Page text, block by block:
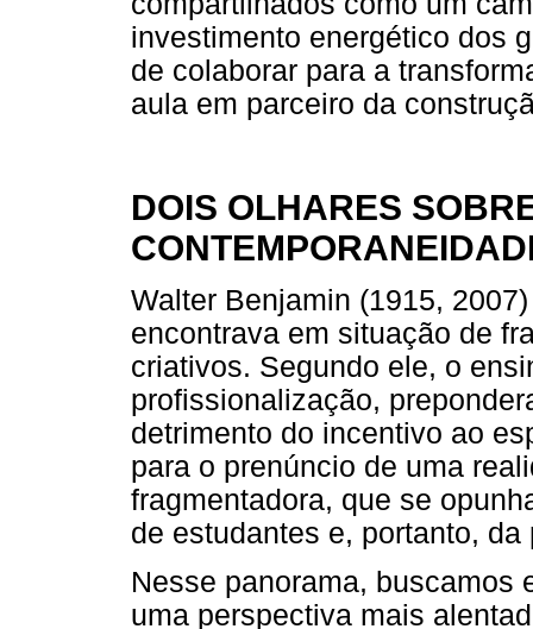
investimento energético dos
de colaborar para a
aula em parceiro da
DOIS OLHARES
Walter Benjamin (1915,
encontrava em situação de
criativos. Segundo ele, o
profissionalização,
detrimento do incentivo ao
para o prenúncio de uma
fragmentadora, que se
de estudantes e, portanto,
Nesse panorama, buscamos
uma perspectiva mais